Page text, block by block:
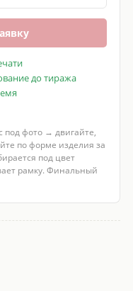
до тиража
под фото → двигайте,
по форме изделия за
под цвет
рамку. Финальный